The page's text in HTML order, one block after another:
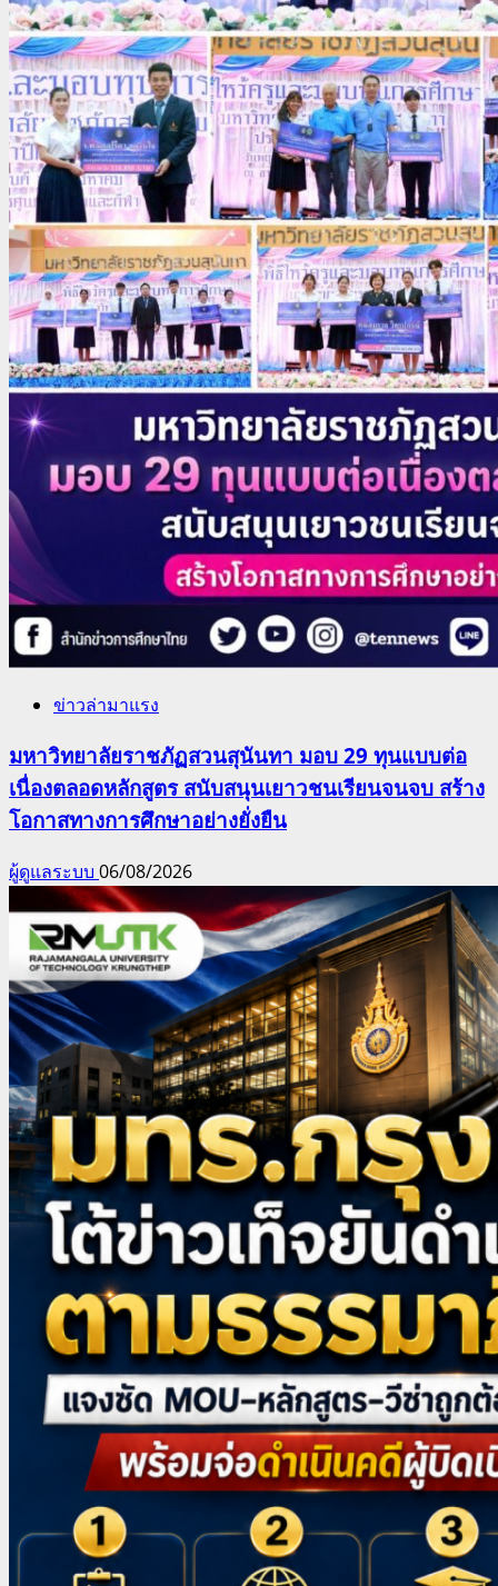
ข่าวล่ามาแรง
มหาวิทยาลัยราชภัฏสวนสุนันทา มอบ 29 ทุนแบบต่อ
เนื่องตลอดหลักสูตร สนับสนุนเยาวชนเรียนจนจบ สร้าง
โอกาสทางการศึกษาอย่างยั่งยืน
ผู้ดูแลระบบ 06/08/2026